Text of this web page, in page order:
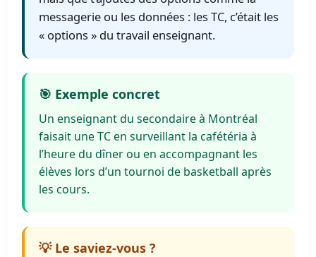
messagerie ou les données : les TC, c’était les
« options » du travail enseignant.
🎯 Exemple concret
Un enseignant du secondaire à Montréal
faisait une TC en surveillant la cafétéria à
l’heure du dîner ou en accompagnant les
élèves lors d’un tournoi de basketball après
les cours.
💡 Le saviez-vous ?